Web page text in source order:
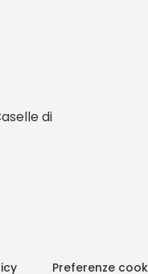
di
Preferenze